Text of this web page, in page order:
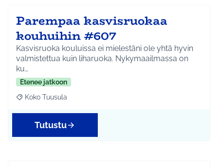
Parempaa kasvisruokaa
kouhuihin #607
Kasvisruoka kouluissa ei mielestäni ole yhtä hyvin
valmistettua kuin liharuoka. Nykymaailmassa on
ku…
Etenee jatkoon
Rajaa tulokset aihepiirin mukaan: Koko Tuusula
Koko Tuusula
Tutustu